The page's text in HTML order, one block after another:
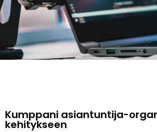
Kumppani asiantuntija-
kehitykseen